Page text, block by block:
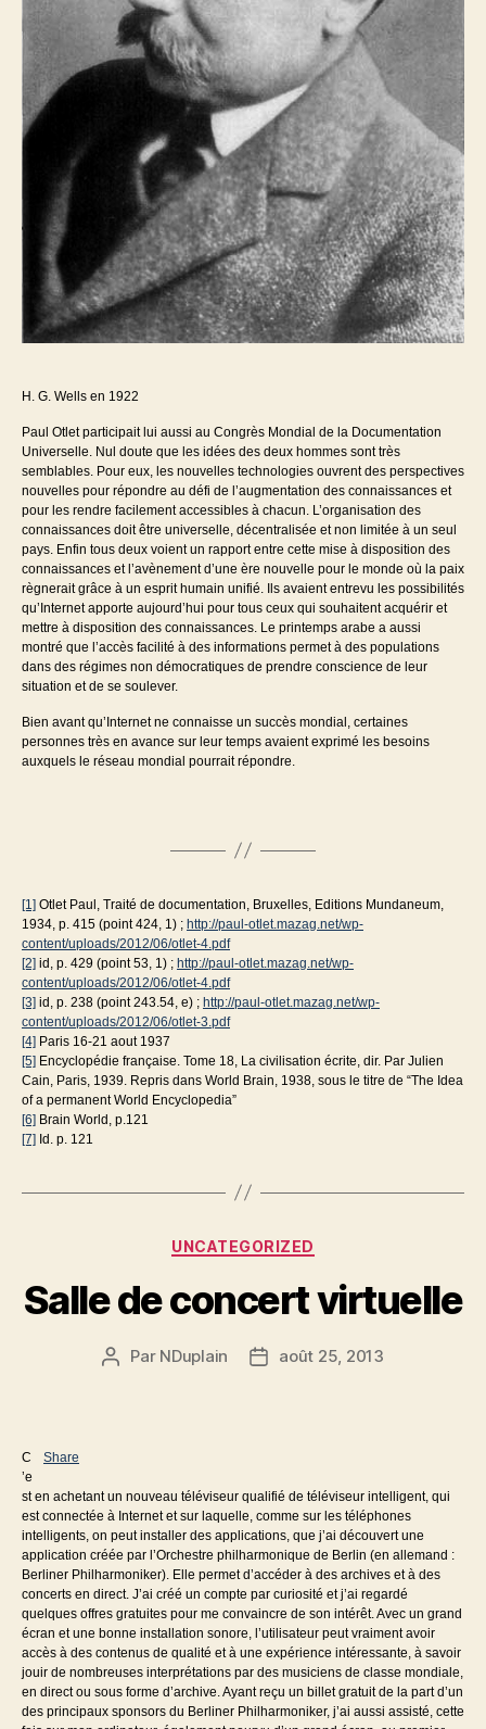
H. G. Wells en 1922
Paul Otlet participait lui aussi au Congrès Mondial de la Documentation
Universelle. Nul doute que les idées des deux hommes sont très
semblables. Pour eux, les nouvelles technologies ouvrent des perspectives
nouvelles pour répondre au défi de l’augmentation des connaissances et
pour les rendre facilement accessibles à chacun. L’organisation des
connaissances doit être universelle, décentralisée et non limitée à un seul
pays. Enfin tous deux voient un rapport entre cette mise à disposition des
connaissances et l’avènement d’une ère nouvelle pour le monde où la paix
règnerait grâce à un esprit humain unifié. Ils avaient entrevu les possibilités
qu’Internet apporte aujourd’hui pour tous ceux qui souhaitent acquérir et
mettre à disposition des connaissances. Le printemps arabe a aussi
montré que l’accès facilité à des informations permet à des populations
dans des régimes non démocratiques de prendre conscience de leur
situation et de se soulever.
Bien avant qu’Internet ne connaisse un succès mondial, certaines
personnes très en avance sur leur temps avaient exprimé les besoins
auxquels le réseau mondial pourrait répondre.
[1] Otlet Paul, Traité de documentation, Bruxelles, Editions Mundaneum,
1934, p. 415 (point 424, 1) ; http://paul-otlet.mazag.net/wp-
content/uploads/2012/06/otlet-4.pdf
[2] id, p. 429 (point 53, 1) ; http://paul-otlet.mazag.net/wp-
content/uploads/2012/06/otlet-4.pdf
[3] id, p. 238 (point 243.54, e) ; http://paul-otlet.mazag.net/wp-
content/uploads/2012/06/otlet-3.pdf
[4] Paris 16-21 aout 1937
[5] Encyclopédie française. Tome 18, La civilisation écrite, dir. Par Julien
Cain, Paris, 1939. Repris dans World Brain, 1938, sous le titre de “The Idea
of a permanent World Encyclopedia”
[6] Brain World, p.121
[7] Id. p. 121
Catégories
UNCATEGORIZED
Salle de concert virtuelle
Auteur
Par NDuplain
Dateaoût 25, 2013
Share
C
’e
st en achetant un nouveau téléviseur qualifié de téléviseur intelligent, qui
est connectée à Internet et sur laquelle, comme sur les téléphones
intelligents, on peut installer des applications, que j’ai découvert une
application créée par l’Orchestre philharmonique de Berlin (en allemand :
Berliner Philharmoniker). Elle permet d’accéder à des archives et à des
concerts en direct. J’ai créé un compte par curiosité et j’ai regardé
quelques offres gratuites pour me convaincre de son intérêt. Avec un grand
écran et une bonne installation sonore, l’utilisateur peut vraiment avoir
accès à des contenus de qualité et à une expérience intéressante, à savoir
jouir de nombreuses interprétations par des musiciens de classe mondiale,
en direct ou sous forme d’archive. Ayant reçu un billet gratuit de la part d’un
des principaux sponsors du Berliner Philharmoniker, j’ai aussi assisté, cette